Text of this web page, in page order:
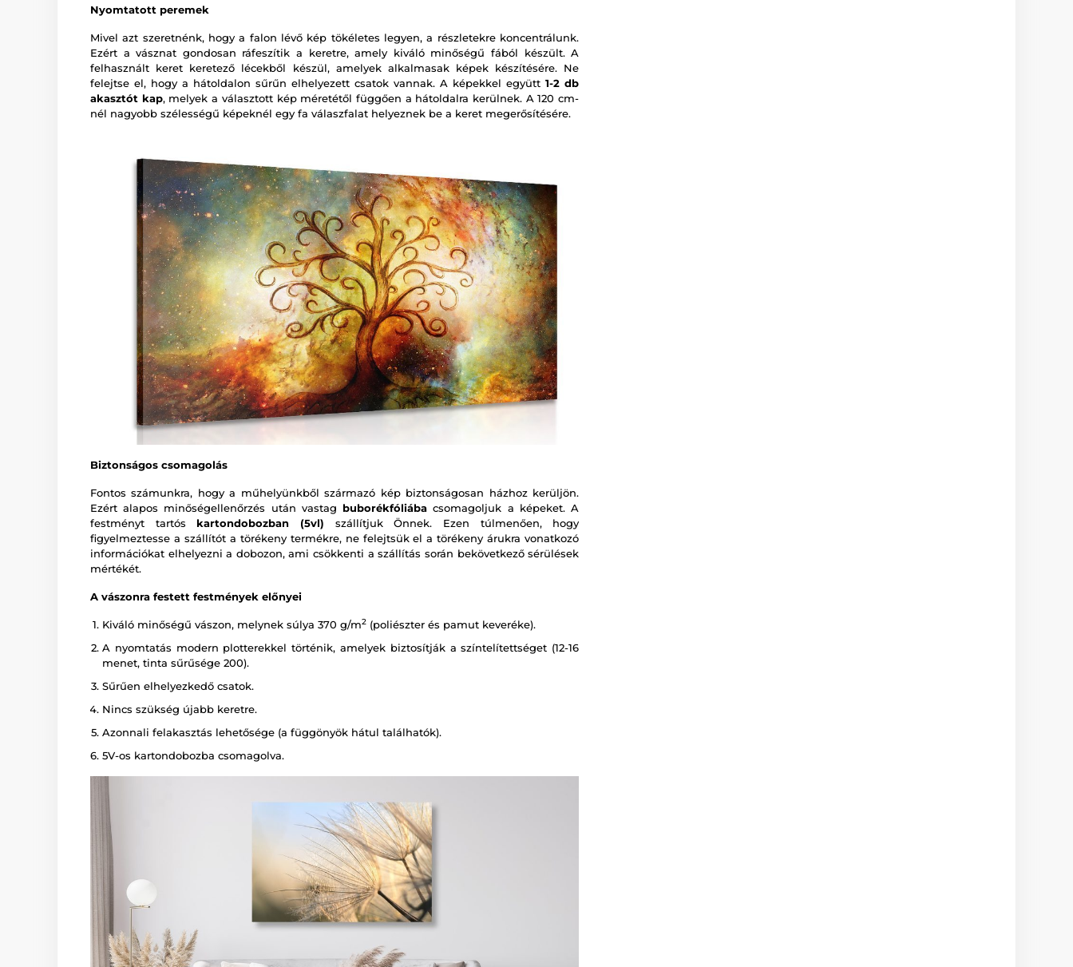
Nyomtatott peremek
Mivel azt szeretnénk, hogy a falon lévő kép tökéletes legyen, a részletekre koncentrálunk.
Ezért a vásznat gondosan ráfeszítik a keretre, amely kiváló minőségű fából készült. A
felhasznált keret keretező lécekből készül, amelyek alkalmasak képek készítésére. Ne
felejtse el, hogy a hátoldalon sűrűn elhelyezett csatok vannak. A képekkel együtt1-2 db
akasztót kap, melyek a választott kép méretétől függően a hátoldalra kerülnek. A 120 cm-
nél nagyobb szélességű képeknél egy fa válaszfalat helyeznek be a keret megerősítésére.
Biztonságos csomagolás
Fontos számunkra, hogy a műhelyünkből származó kép biztonságosan házhoz kerüljön.
Ezért alapos minőségellenőrzés után vastag buborékfóliába csomagoljuk a képeket. A
festményt tartós kartondobozban (5vl) szállítjuk Önnek. Ezen túlmenően, hogy
figyelmeztesse a szállítót a törékeny termékre, ne felejtsük el a törékeny árukra vonatkozó
információkat elhelyezni a dobozon, ami csökkenti a szállítás során bekövetkező sérülések
mértékét.
A vászonra festett festmények előnyei
Kiváló minőségű vászon, melynek súlya 370 g/m2 (poliészter és pamut keveréke).
A nyomtatás modern plotterekkel történik, amelyek biztosítják a színtelítettséget (12-16
menet, tinta sűrűsége 200).
Sűrűen elhelyezkedő csatok.
Nincs szükség újabb keretre.
Azonnali felakasztás lehetősége (a függönyök hátul találhatók).
5V-os kartondobozba csomagolva.